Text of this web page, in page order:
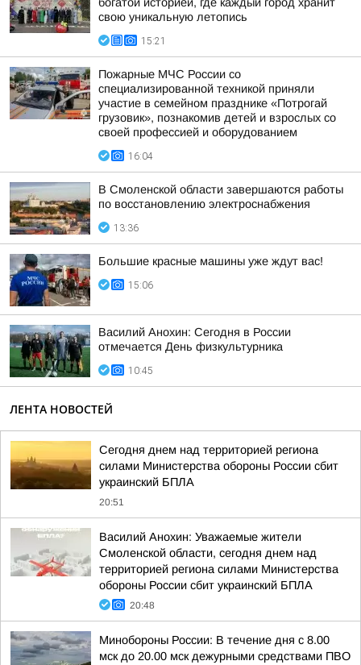
свою уникальную летопись
15:21
Пожарные МЧС России со
специализированной техникой приняли
участие в семейном празднике «Потрогай
грузовик», познакомив детей и взрослых со
своей профессией и оборудованием
16:04
В Смоленской области завершаются работы
по восстановлению электроснабжения
13:36
Большие красные машины уже ждут вас!
15:06
Василий Анохин: Сегодня в России
отмечается День физкультурника
10:45
ЛЕНТА НОВОСТЕЙ
Сегодня днем над территорией региона
силами Министерства обороны России сбит
украинский БПЛА
20:51
Василий Анохин: Уважаемые жители
Смоленской области, сегодня днем над
территорией региона силами Министерства
обороны России сбит украинский БПЛА
20:48
Минобороны России: В течение дня с 8.00
мск до 20.00 мск дежурными средствами ПВО